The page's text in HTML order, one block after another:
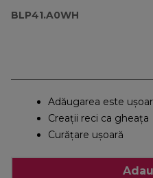
BLP41.A0WH
Adăugarea este
Creaţii reci ca gheața
Curățare ușoară